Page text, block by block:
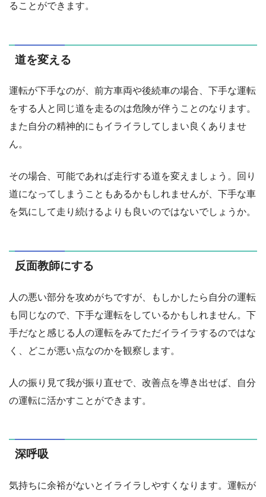
ることができます。
道を変える
運転が下手なのが、前方車両や後続車の場合、下手な運転
をする人と同じ道を走るのは危険が伴うことのなります。
また自分の精神的にもイライラしてしまい良くありませ
ん。
その場合、可能であれば走行する道を変えましょう。回り
道になってしまうこともあるかもしれませんが、下手な車
を気にして走り続けるよりも良いのではないでしょうか。
反面教師にする
人の悪い部分を攻めがちですが、もしかしたら自分の運転
も同じなので、下手な運転をしているかもしれません。下
手だなと感じる人の運転をみてただイライラするのではな
く、どこが悪い点なのかを観察します。
人の振り見て我が振り直せで、改善点を導き出せば、自分
の運転に活かすことができます。
深呼吸
気持ちに余裕がないとイライラしやすくなります。運転が